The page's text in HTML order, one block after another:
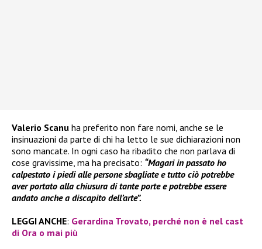
Valerio Scanu ha preferito non fare nomi, anche se le
insinuazioni da parte di chi ha letto le sue dichiarazioni non
sono mancate. In ogni caso ha ribadito che non parlava di
cose gravissime, ma ha precisato: “Magari in passato ho
calpestato i piedi alle persone sbagliate e tutto ciò potrebbe
aver portato alla chiusura di tante porte e potrebbe essere
andato anche a discapito dell’arte”.
LEGGI ANCHE: Gerardina Trovato, perché non è nel cast
di Ora o mai più